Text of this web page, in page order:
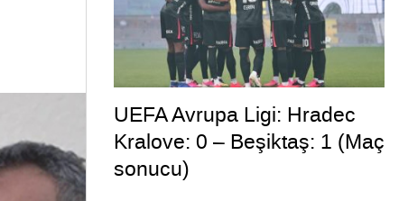
UEFA Avrupa Ligi: Hradec
Kralove: 0 – Beşiktaş: 1 (Maç
sonucu)